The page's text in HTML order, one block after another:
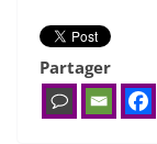
Partager